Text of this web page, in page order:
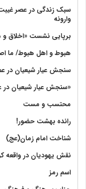
سبک زندگی در عصر
وارونه
برپایی نشست «اخلاق و
هبوط و اهل هبوط/ ما
سنجش عیار شیعیان در
«سنجش عیار شیعیان در
محتسب و مست
رانده بهشت‌ حضور!
شناخت امام زمان(عج)
نقش یهودیان در واقعه
اسم رمز